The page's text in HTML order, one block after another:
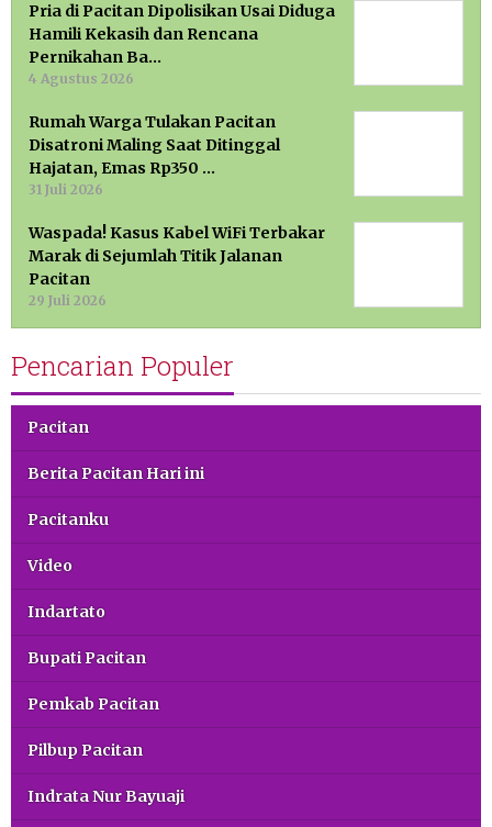
Pria di Pacitan Dipolisikan Usai Diduga
Hamili Kekasih dan Rencana
Pernikahan Ba…
4 Agustus 2026
Rumah Warga Tulakan Pacitan
Disatroni Maling Saat Ditinggal
Hajatan, Emas Rp350 …
31 Juli 2026
Waspada! Kasus Kabel WiFi Terbakar
Marak di Sejumlah Titik Jalanan
Pacitan
29 Juli 2026
Pencarian Populer
Pacitan
Berita Pacitan Hari ini
Pacitanku
Video
Indartato
Bupati Pacitan
Pemkab Pacitan
Pilbup Pacitan
Indrata Nur Bayuaji